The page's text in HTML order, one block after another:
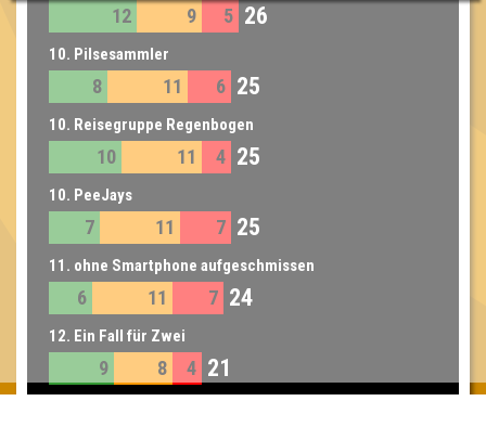
12 9 5 26
10. Pilsesammler
8 11 6 25
10. Reisegruppe Regenbogen
10 11 4 25
10. PeeJays
7 11 7 25
11. ohne Smartphone aufgeschmissen
6 11 7 24
12. Ein Fall für Zwei
9 8 4 21